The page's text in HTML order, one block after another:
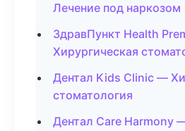
Лечение под наркозом
ЗдравПункт Health
Хирургическая
Дентал Kids Clinic —
стоматология
Дентал Care Harmony